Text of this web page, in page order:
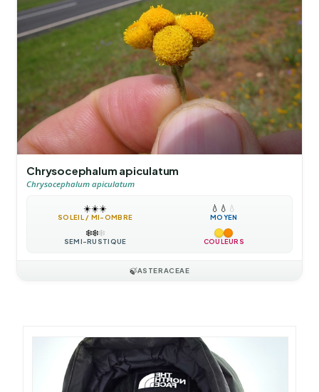
Chrysocephalum apiculatum
Chrysocephalum apiculatum
☀️☀️☀️
SOLEIL / MI-OMBRE
💧 💧 💧
MOYEN
❄️❄️❄️
SEMI-RUSTIQUE COULEURS
🍃ASTERACEAE